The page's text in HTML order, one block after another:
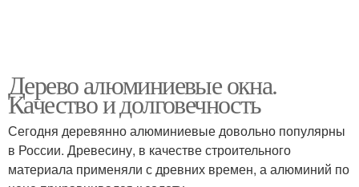
Дерево алюминиевые окна.
Качество и долговечность
Сегодня деревянно алюминиевые довольно популярны
в России. Древесину, в качестве строительного
материала применяли с древних времен, а алюминий по